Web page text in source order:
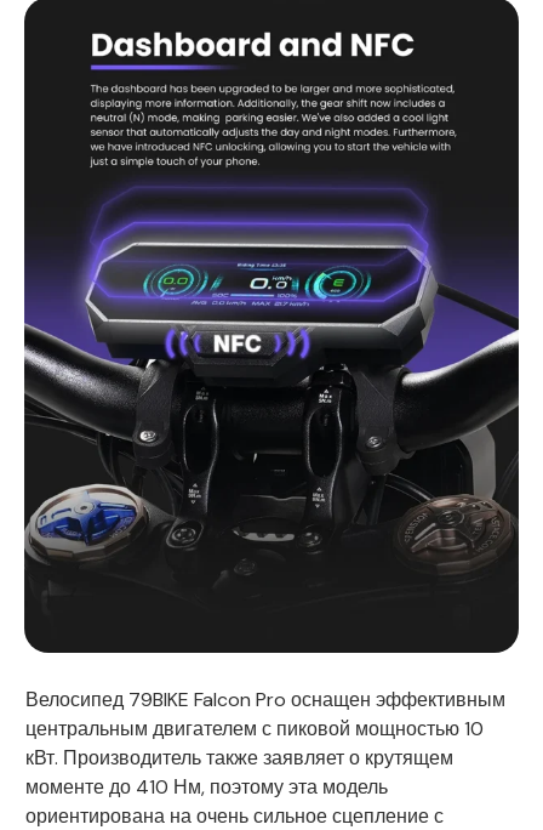
Велосипед 79BIKE Falcon Pro оснащен эффективным
центральным двигателем с пиковой мощностью 10
кВт. Производитель также заявляет о крутящем
моменте до 410 Нм, поэтому эта модель
ориентирована на очень сильное сцепление с